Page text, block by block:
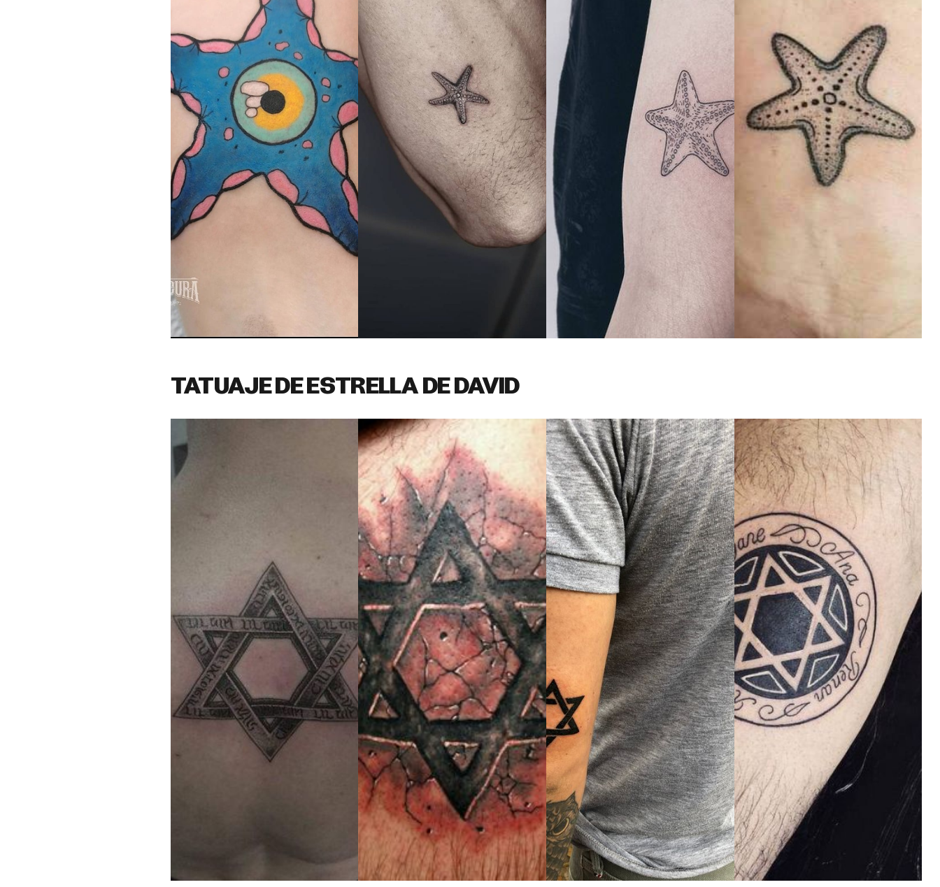
TATUAJE DE ESTRELLA DE DAVID